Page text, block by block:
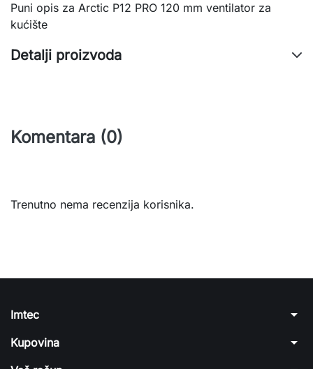
Puni opis za Arctic P12 PRO 120 mm ventilator za
kućište
Detalji proizvoda
Komentara (0)
Trenutno nema recenzija korisnika.
Imtec arrow_drop_down
Kupovina arrow_drop_down